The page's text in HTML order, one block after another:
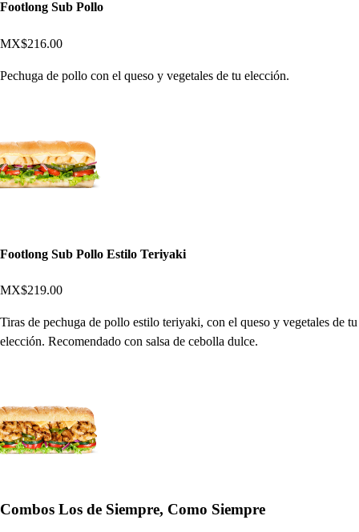
Footlong Sub Pollo
MX$216.00
Pechuga de pollo con el queso y vegetales de tu elección.
Footlong Sub Pollo Estilo Teriyaki
MX$219.00
Tiras de pechuga de pollo estilo teriyaki, con el queso y vegetales de tu
elección. Recomendado con salsa de cebolla dulce.
Combos Los de Siempre, Como Siempre